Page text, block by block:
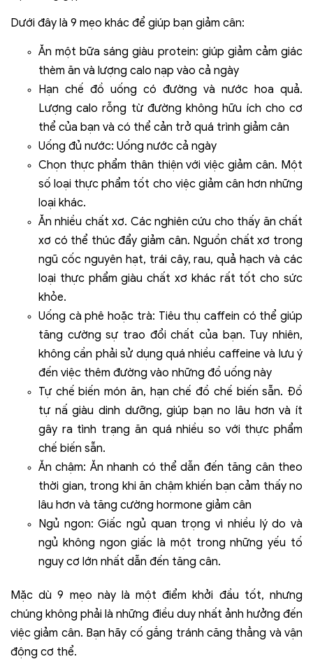
Dưới đây là 9 mẹo khác để giúp bạn giảm cân:
Ăn một bữa sáng giàu protein: giúp giảm cảm giác
thèm ăn và lượng calo nạp vào cả ngày
Hạn chế đồ uống có đường và nước hoa quả.
Lượng calo rỗng từ đường không hữu ích cho cơ
thể của bạn và có thể cản trở quá trình giảm cân
Uống đủ nước: Uống nước cả ngày
Chọn thực phẩm thân thiện với việc giảm cân. Một
số loại thực phẩm tốt cho việc giảm cân hơn những
loại khác.
Ăn nhiều chất xơ. Các nghiên cứu cho thấy ăn chất
xơ có thể thúc đẩy giảm cân. Nguồn chất xơ trong
ngũ cốc nguyên hạt, trái cây, rau, quả hạch và các
loại thực phẩm giàu chất xơ khác rất tốt cho sức
khỏe.
Uống cà phê hoặc trà: Tiêu thụ caffein có thể giúp
tăng cường sự trao đổi chất của bạn. Tuy nhiên,
không cần phải sử dụng quá nhiều caffeine và lưu ý
đến việc thêm đường vào những đồ uống này
Tự chế biến món ăn, hạn chế đồ chế biến sẵn. Đồ
tự nấ giàu dinh dưỡng, giúp bạn no lâu hơn và ít
gây ra tình trạng ăn quá nhiều so với thực phẩm
chế biến sẵn.
Ăn chậm: Ăn nhanh có thể dẫn đến tăng cân theo
thời gian, trong khi ăn chậm khiến bạn cảm thấy no
lâu hơn và tăng cường hormone giảm cân
Ngủ ngon: Giấc ngủ quan trọng vì nhiều lý do và
ngủ không ngon giấc là một trong những yếu tố
nguy cơ lớn nhất dẫn đến tăng cân.
Mặc dù 9 mẹo này là một điểm khởi đầu tốt, nhưng
chúng không phải là những điều duy nhất ảnh hưởng đến
việc giảm cân. Bạn hãy cố gắng tránh căng thẳng và vận
động cơ thể.